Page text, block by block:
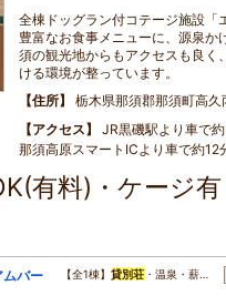
全棟ドッグラン付コテージ施設「
豊富なお食事メニューに、源泉か
須の観光地からもアクセスも良く
ける環境が整っています。
住所
栃木県那須郡那須町高
アクセス
JR黒磯駅より車で
那須高原スマートICより車で約12
有料)・ケージ
バー
【全1棟】貸別荘 ・温泉・薪…